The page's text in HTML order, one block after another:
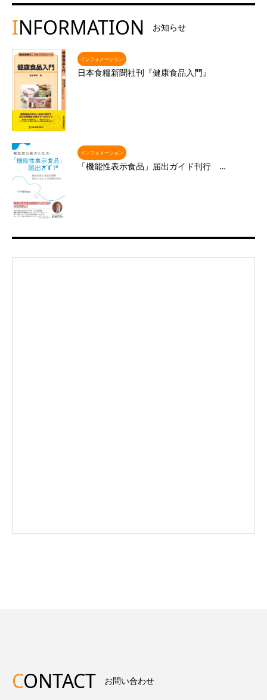
INFORMATION お知らせ
インフォメーション
日本食糧新聞社刊『健康食品入門』
インフォメーション
「機能性表示食品」届出ガイド刊行 …
CONTACT お問い合わせ